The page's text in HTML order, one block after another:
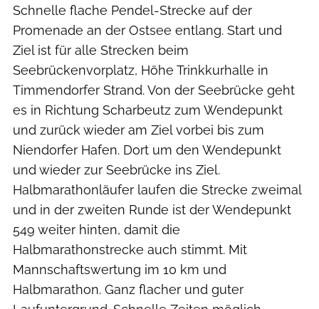
Schnelle flache Pendel-Strecke auf der
Promenade an der Ostsee entlang. Start und
Ziel ist für alle Strecken beim
Seebrückenvorplatz, Höhe Trinkkurhalle in
Timmendorfer Strand. Von der Seebrücke geht
es in Richtung Scharbeutz zum Wendepunkt
und zurück wieder am Ziel vorbei bis zum
Niendorfer Hafen. Dort um den Wendepunkt
und wieder zur Seebrücke ins Ziel.
Halbmarathonläufer laufen die Strecke zweimal
und in der zweiten Runde ist der Wendepunkt
549 weiter hinten, damit die
Halbmarathonstrecke auch stimmt. Mit
Mannschaftswertung im 10 km und
Halbmarathon. Ganz flacher und guter